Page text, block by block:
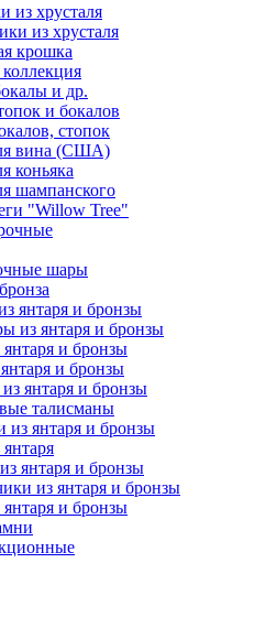
из хрусталя
из хрусталя
крошка
коллекция
и др.
и бокалов
стопок
вина (США)
коньяка
шампанского
"Willow Tree"
шары
янтаря и бронзы
из янтаря и бронзы
и бронзы
и бронзы
янтаря и бронзы
талисманы
из янтаря и бронзы
янтаря и бронзы
из янтаря и бронзы
и бронзы